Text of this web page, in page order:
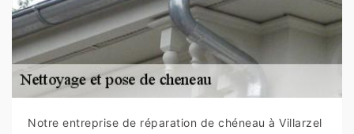
Notre entreprise de réparation de chéneau à Villarzel